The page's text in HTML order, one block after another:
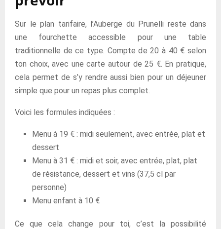
Sur le plan tarifaire, l’Auberge du Prunelli reste dans
une fourchette accessible pour une table
traditionnelle de ce type. Compte de 20 à 40 € selon
ton choix, avec une carte autour de 25 €. En pratique,
cela permet de s’y rendre aussi bien pour un déjeuner
simple que pour un repas plus complet.
Voici les formules indiquées :
Menu à 19 € : midi seulement, avec entrée, plat et
dessert
Menu à 31 € : midi et soir, avec entrée, plat, plat
de résistance, dessert et vins (37,5 cl par
personne)
Menu enfant à 10 €
Ce que cela change pour toi, c’est la possibilité